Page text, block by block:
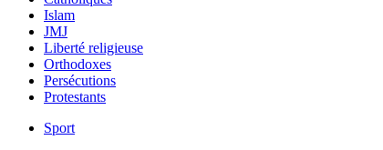
Islam
JMJ
Liberté religieuse
Orthodoxes
Persécutions
Protestants
Sport